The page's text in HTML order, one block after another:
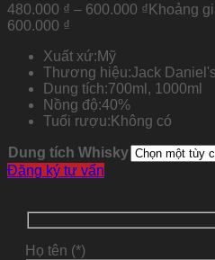
480.000 ₫ – 600.000 ₫ Khoảng
600.000 ₫
Xuất xứ:Mỹ
Thương hiệu:Jack Daniel's
Dung tích:700ml, 1000ml
Nồng độ:40%
Tuổi rượu: Không có
Dung tích Whisky
Đăng ký tư vấn
Họ tên (*)